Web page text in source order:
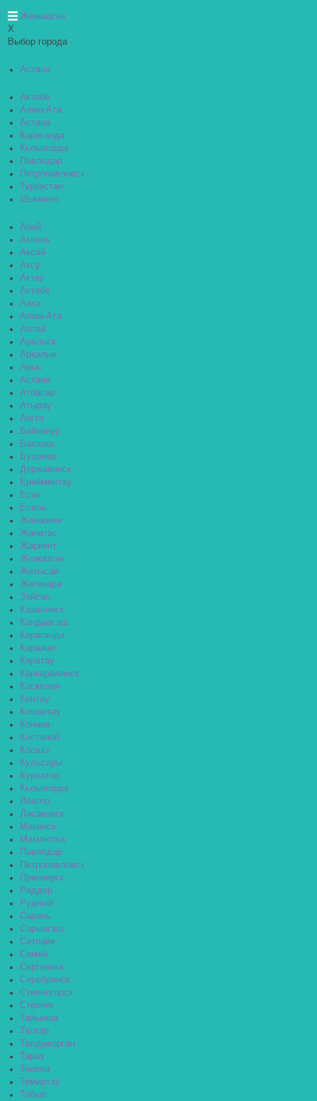
Жезказган
X
Выбор города
Астана
Актобе
Алма-Ата
Астана
Караганда
Кызылорда
Павлодар
Петропавловск
Туркестан
Шымкент
Абай
Акколь
Аксай
Аксу
Актау
Актобе
Алга
Алма-Ата
Алтай
Аральск
Аркалык
Арыс
Астана
Атбасар
Атырау
Аягоз
Байконур
Балхаш
Булаево
Державинск
Ерейментау
Есик
Есиль
Жанаозен
Жанатас
Жаркент
Жезказган
Жетысай
Житикара
Зайсан
Казалинск
Кандыагаш
Караганда
Каражал
Каратау
Каркаралинск
Каскелен
Кентау
Кокшетау
Конаев
Костанай
Косшы
Кульсары
Курчатов
Кызылорда
Ленгер
Лисаковск
Макинск
Мамлютка
Павлодар
Петропавловск
Приозерск
Риддер
Рудный
Сарань
Сарыагаш
Сатпаев
Семей
Сергеевка
Серебрянск
Степногорск
Степняк
Тайынша
Талгар
Талдыкорган
Тараз
Текели
Темиртау
Тобыл